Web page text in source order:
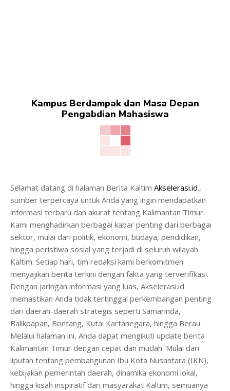
Kampus Berdampak dan Masa Depan
Pengabdian Mahasiswa
Selamat datang di halaman Berita Kaltim Akselerasi.id.,
sumber terpercaya untuk Anda yang ingin mendapatkan
informasi terbaru dan akurat tentang Kalimantan Timur.
Kami menghadirkan berbagai kabar penting dari berbagai
sektor, mulai dari politik, ekonomi, budaya, pendidikan,
hingga peristiwa sosial yang terjadi di seluruh wilayah
Kaltim. Setiap hari, tim redaksi kami berkomitmen
menyajikan berita terkini dengan fakta yang terverifikasi.
Dengan jaringan informasi yang luas, Akselerasi.id
memastikan Anda tidak tertinggal perkembangan penting
dari daerah-daerah strategis seperti Samarinda,
Balikpapan, Bontang, Kutai Kartanegara, hingga Berau.
Melalui halaman ini, Anda dapat mengikuti update berita
Kalimantan Timur dengan cepat dan mudah. Mulai dari
liputan tentang pembangunan Ibu Kota Nusantara (IKN),
kebijakan pemerintah daerah, dinamika ekonomi lokal,
hingga kisah inspiratif dari masyarakat Kaltim, semuanya